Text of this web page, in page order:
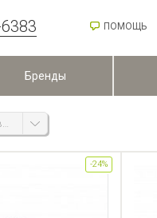
Сортировка
-24%
ПОМОЩЬ
Бренды